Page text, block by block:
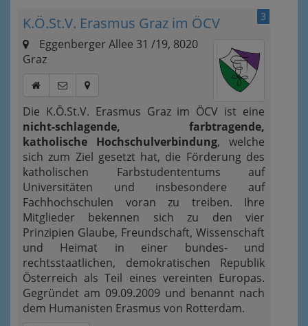
3
K.Ö.St.V. Erasmus Graz im ÖCV
Eggenberger Allee 31 /19, 8020
Graz
Die K.Ö.St.V. Erasmus Graz im ÖCV ist eine
nicht-schlagende, farbtragende,
katholische Hochschulverbindung, welche
sich zum Ziel gesetzt hat, die Förderung des
katholischen Farbstudententums auf
Universitäten und insbesondere auf
Fachhochschulen voran zu treiben. Ihre
Mitglieder bekennen sich zu den vier
Prinzipien Glaube, Freundschaft, Wissenschaft
und Heimat in einer bundes- und
rechtsstaatlichen, demokratischen Republik
Österreich als Teil eines vereinten Europas.
Gegründet am 09.09.2009 und benannt nach
dem Humanisten Erasmus von Rotterdam.